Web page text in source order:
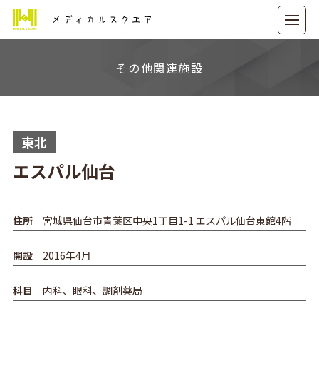
メディカルスクエア
その他関連施設
東北
エスパル仙台
住所 宮城県仙台市青葉区中央1丁目1-1 エスパル仙台東館4階
開設 2016年4月
科目 内科、眼科、調剤薬局